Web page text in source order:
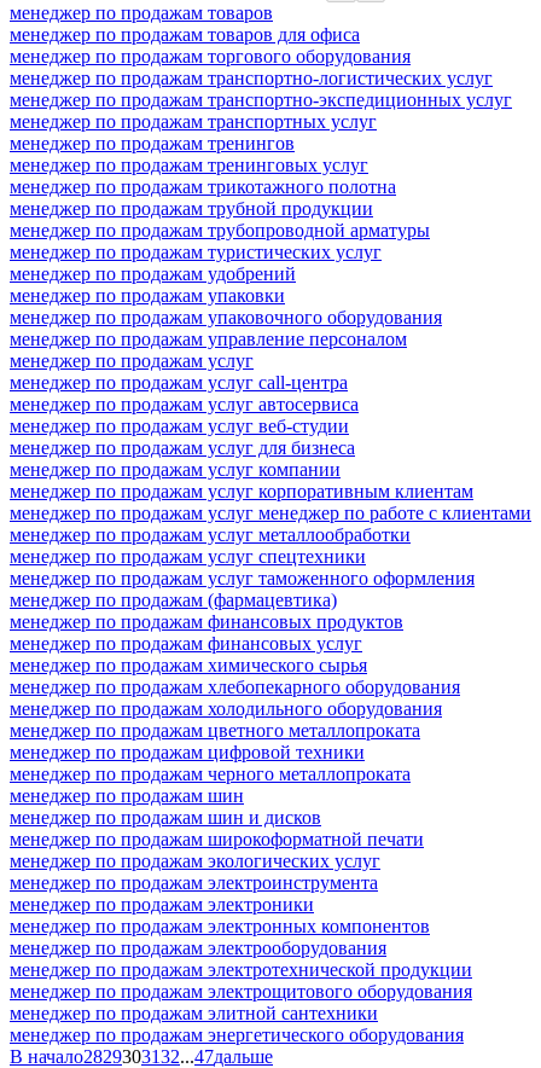
менеджер по продажам товаров
менеджер по продажам товаров для офиса
менеджер по продажам торгового оборудования
менеджер по продажам транспортно-логистических услуг
менеджер по продажам транспортно-экспедиционных услуг
менеджер по продажам транспортных услуг
менеджер по продажам тренингов
менеджер по продажам тренинговых услуг
менеджер по продажам трикотажного полотна
менеджер по продажам трубной продукции
менеджер по продажам трубопроводной арматуры
менеджер по продажам туристических услуг
менеджер по продажам удобрений
менеджер по продажам упаковки
менеджер по продажам упаковочного оборудования
менеджер по продажам управление персоналом
менеджер по продажам услуг
менеджер по продажам услуг call-центра
менеджер по продажам услуг автосервиса
менеджер по продажам услуг веб-студии
менеджер по продажам услуг для бизнеса
менеджер по продажам услуг компании
менеджер по продажам услуг корпоративным клиентам
менеджер по продажам услуг менеджер по работе с клиентами
менеджер по продажам услуг металлообработки
менеджер по продажам услуг спецтехники
менеджер по продажам услуг таможенного оформления
менеджер по продажам (фармацевтика)
менеджер по продажам финансовых продуктов
менеджер по продажам финансовых услуг
менеджер по продажам химического сырья
менеджер по продажам хлебопекарного оборудования
менеджер по продажам холодильного оборудования
менеджер по продажам цветного металлопроката
менеджер по продажам цифровой техники
менеджер по продажам черного металлопроката
менеджер по продажам шин
менеджер по продажам шин и дисков
менеджер по продажам широкоформатной печати
менеджер по продажам экологических услуг
менеджер по продажам электроинструмента
менеджер по продажам электроники
менеджер по продажам электронных компонентов
менеджер по продажам электрооборудования
менеджер по продажам электротехнической продукции
менеджер по продажам электрощитового оборудования
менеджер по продажам элитной сантехники
менеджер по продажам энергетического оборудования
В начало2829303132...47дальше